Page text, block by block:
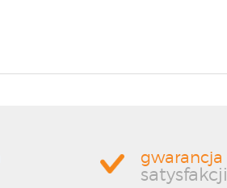
gwarancja
satysfakcji